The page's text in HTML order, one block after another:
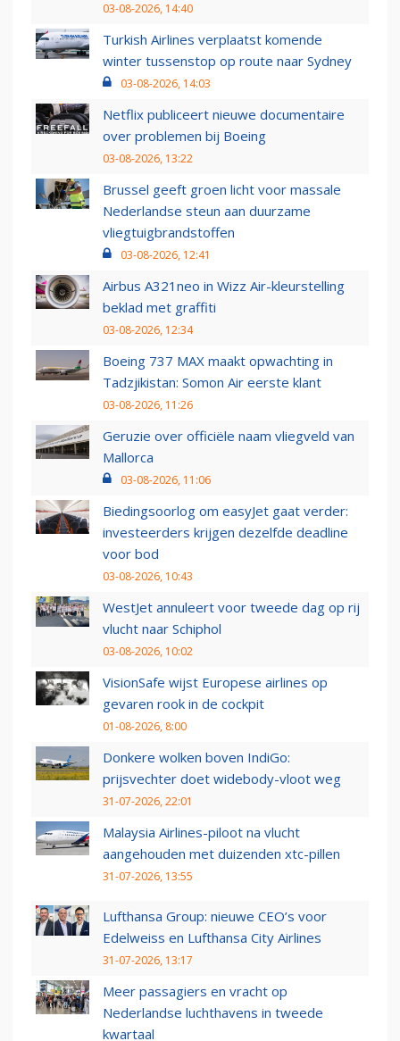
03-08-2026, 14:40
Turkish Airlines verplaatst komende
winter tussenstop op route naar Sydney
03-08-2026, 14:03
Netflix publiceert nieuwe documentaire
over problemen bij Boeing
03-08-2026, 13:22
Brussel geeft groen licht voor massale
Nederlandse steun aan duurzame
vliegtuigbrandstoffen
03-08-2026, 12:41
Airbus A321neo in Wizz Air-kleurstelling
beklad met graffiti
03-08-2026, 12:34
Boeing 737 MAX maakt opwachting in
Tadzjikistan: Somon Air eerste klant
03-08-2026, 11:26
Geruzie over officiële naam vliegveld van
Mallorca
03-08-2026, 11:06
Biedingsoorlog om easyJet gaat verder:
investeerders krijgen dezelfde deadline
voor bod
03-08-2026, 10:43
WestJet annuleert voor tweede dag op rij
vlucht naar Schiphol
03-08-2026, 10:02
VisionSafe wijst Europese airlines op
gevaren rook in de cockpit
01-08-2026, 8:00
Donkere wolken boven IndiGo:
prijsvechter doet widebody-vloot weg
31-07-2026, 22:01
Malaysia Airlines-piloot na vlucht
aangehouden met duizenden xtc-pillen
31-07-2026, 13:55
Lufthansa Group: nieuwe CEO’s voor
Edelweiss en Lufthansa City Airlines
31-07-2026, 13:17
Meer passagiers en vracht op
Nederlandse luchthavens in tweede
kwartaal